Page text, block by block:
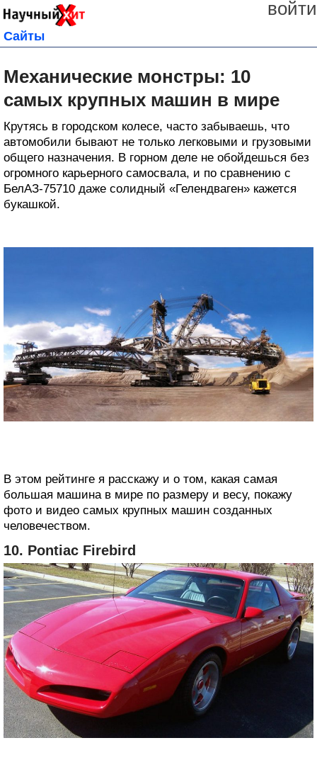
войти
Сайты
Механические монстры: 10
самых крупных машин в мире
Крутясь в городском колесе, часто забываешь, что
автомобили бывают не только легковыми и грузовыми
общего назначения. В горном деле не обойдешься без
огромного карьерного самосвала, и по сравнению с
БелАЗ-75710 даже солидный «Гелендваген» кажется
букашкой.
В этом рейтинге я расскажу и о том, какая самая
большая машина в мире по размеру и весу, покажу
фото и видео самых крупных машин созданных
человечеством.
10. Pontiac Firebird